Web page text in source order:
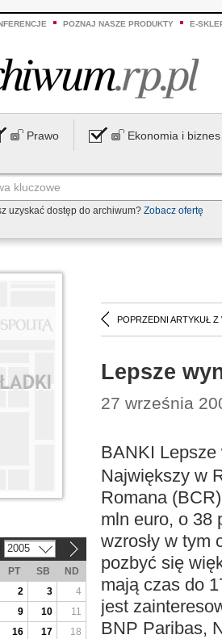
POZNAJ NASZE PRODUKTY E-
Prawo Ekonomia i biznes
uzyskać dostęp do archiwum? Zobacz ofertę
POPRZEDNI ARTYKUŁ Z
Lepsze
27 września
BANKI
Największy w
Romana
mln euro, o 38
wzrosły w tym
pozbyć się
mają czas do
jest
BNP Paribas,
2005
PT SB
ND
2 3
4
9 10
11
16 17
18